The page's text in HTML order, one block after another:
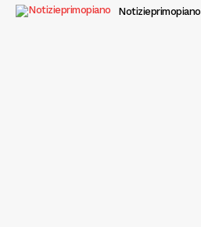
Notizieprimopiano